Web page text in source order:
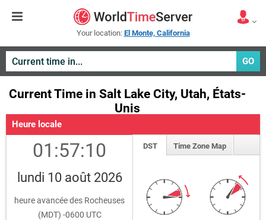
Your location: El Monte, California
GO
Current Time in Salt Lake City, Utah, États-
Unis
Heure locale
01:57:10
lundi 10 août 2026
heure avancée des Rocheuses
(MDT) -0600 UTC
DST Time Zone Map